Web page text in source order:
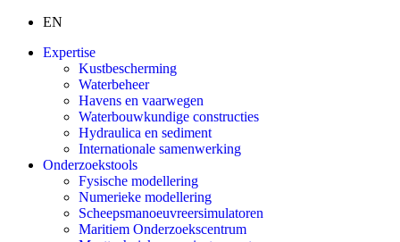
EN
Expertise
Kustbescherming
Waterbeheer
Havens en vaarwegen
Waterbouwkundige constructies
Hydraulica en sediment
Internationale samenwerking
Onderzoekstools
Fysische modellering
Numerieke modellering
Scheepsmanoeuvreersimulatoren
Maritiem Onderzoekscentrum